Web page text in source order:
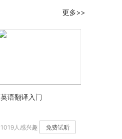
更多>>
英语翻译入门
1019人感兴趣 免费试听